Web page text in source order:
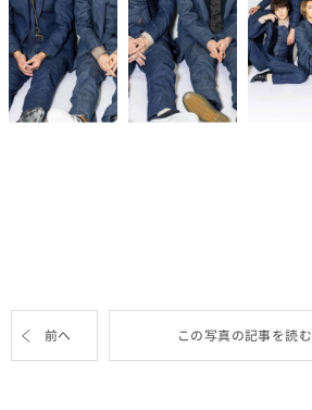
前へ この写真の記事を読む